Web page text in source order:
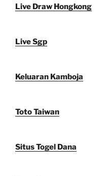
Live Draw Hongkong
Live Sgp
Keluaran Kamboja
Toto Taiwan
Situs Togel Dana